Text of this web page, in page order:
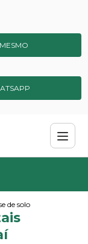
de solo para metais